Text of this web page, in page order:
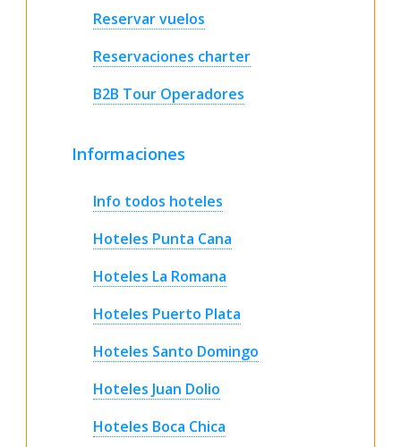
Reservar vuelos
Reservaciones charter
B2B Tour Operadores
Informaciones
Info todos hoteles
Hoteles Punta Cana
Hoteles La Romana
Hoteles Puerto Plata
Hoteles Santo Domingo
Hoteles Juan Dolio
Hoteles Boca Chica